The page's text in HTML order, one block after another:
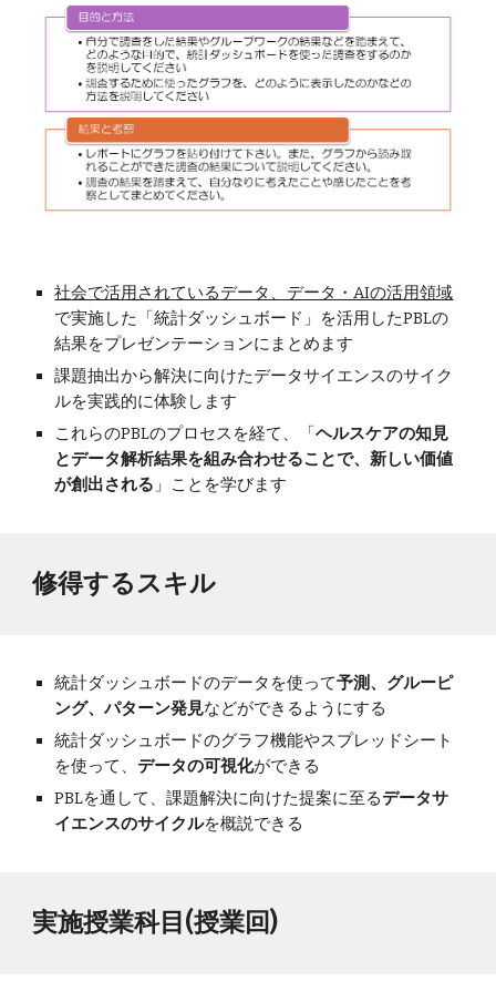
社会で活用されているデータ、データ・AIの活用領域
で実施した「統計ダッシュボード」を活用したPBLの
結果をプレゼンテーションにまとめます
課題抽出から解決に向けたデータサイエンスのサイク
ルを実践的に体験します
これらのPBLのプロセスを経て、「ヘルスケアの知見
とデータ解析結果を組み合わせることで、新しい価値
が創出される 」ことを学びます
修得するスキル
統計ダッシュボードのデータを使って予測、グルーピ
ング、パターン発見などができるようにする
統計ダッシュボードのグラフ機能やスプレッドシート
を使って、データの可視化ができる
PBLを通して、課題解決に向けた提案に至るデータサ
イエンスのサイクルを概説できる
実施授業科目(授業回)